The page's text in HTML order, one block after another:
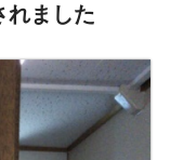
れました